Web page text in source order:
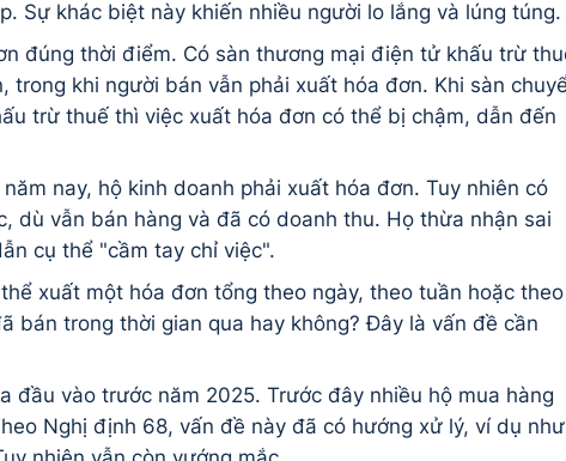
Sự khác biệt này khiến nhiều người lo lắng và lúng túng.
đúng thời điểm. Có sàn thương mại điện tử khấu trừ
trong khi người bán vẫn phải xuất hóa đơn. Khi sàn
trừ thuế thì việc xuất hóa đơn có thể bị chậm, dẫn đến
nay, hộ kinh doanh phải xuất hóa đơn. Tuy nhiên có
dù vẫn bán hàng và đã có doanh thu. Họ thừa nhận sai
cụ thể "cầm tay chỉ việc".
xuất một hóa đơn tổng theo ngày, theo tuần hoặc theo
bán trong thời gian qua hay không? Đây là vấn đề cần
đầu vào trước năm 2025. Trước đây nhiều hộ mua hàng
Nghị định 68, vấn đề này đã có hướng xử lý, ví dụ như